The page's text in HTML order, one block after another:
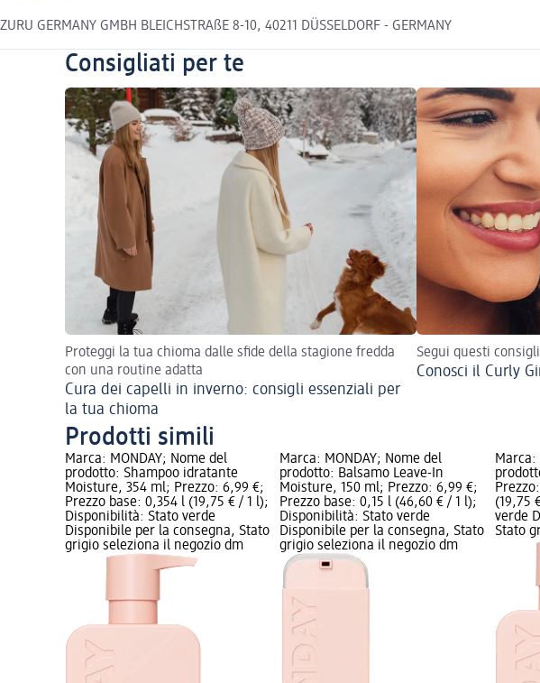
ZURU GERMANY GMBH BLEICHSTRAßE 8-10, 40211 DÜSSELDORF - GERMANY
Consigliati per te
Proteggi la tua chioma dalle sfide della stagione fredda
con una routine adatta
Cura dei capelli in inverno: consigli essenziali per
la tua chioma
Segui questi
Conosci il Curly
Prodotti simili
Marca: MONDAY; Nome del
prodotto: Shampoo idratante
Moisture, 354 ml; Prezzo: 6,99 €;
Prezzo base: 0,354 l (19,75 € / 1 l);
Disponibilità: Stato verde
Disponibile per la consegna, Stato
grigio seleziona il negozio dm
Marca: MONDAY; Nome del
prodotto: Balsamo Leave-In
Moisture, 150 ml; Prezzo: 6,99 €;
Prezzo base: 0,15 l (46,60 € / 1 l);
Disponibilità: Stato verde
Disponibile per la consegna, Stato
grigio seleziona il negozio dm
Marca:
(19,75
verde
Stato